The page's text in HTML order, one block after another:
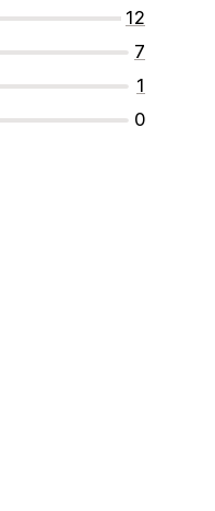
12
7
1
0